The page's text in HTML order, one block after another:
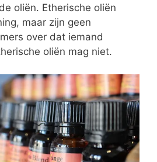
oliën. Etherische oliën
maar zijn geen
over dat iemand
oliën mag niet.